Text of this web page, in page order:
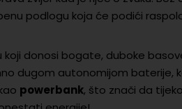
podlogu koja će podići
koji donosi bogate, duboke
dugom autonomijom baterije,
powerbank, što znači da